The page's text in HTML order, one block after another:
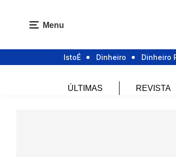
Menu
IstoÉ Dinheiro Dinheiro
ÚLTIMAS REVISTA